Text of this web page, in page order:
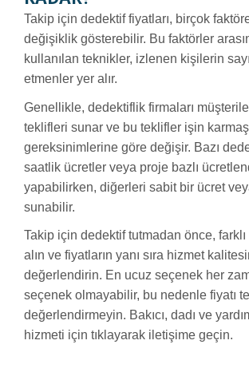
Takip için dedektif fiyatları, birçok
değişiklik gösterebilir. Bu faktörler
kullanılan teknikler, izlenen kişilerin
etmenler yer alır.
Genellikle, dedektiflik firmaları
teklifleri sunar ve bu teklifler işin
gereksinimlerine göre değişir. Bazı
saatlik ücretler veya proje bazlı
yapabilirken, diğerleri sabit bir ücret
sunabilir.
Takip için dedektif tutmadan önce,
alın ve fiyatların yanı sıra hizmet
değerlendirin. En ucuz seçenek her
seçenek olmayabilir, bu nedenle fiyatı
değerlendirmeyin. Bakıcı, dadı ve
hizmeti için tıklayarak iletişime geçin.